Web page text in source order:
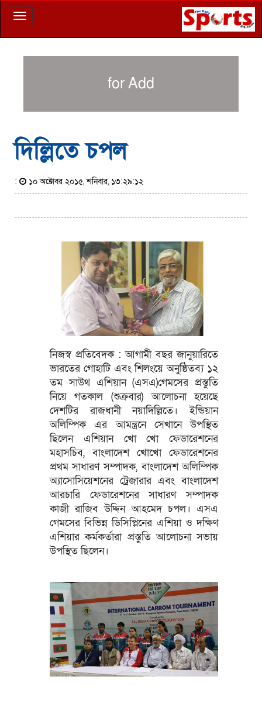
Toggle
navigation
for Add
দিল্লিতে চপল
: ১০ অক্টোবর ২০১৫, শনিবার, ১৩:২৯:১২
নিজস্ব প্রতিবেদক : আগামী বছর জানুয়ারিতে
ভারতের গোহাটি এবং শিলংয়ে অনুষ্ঠিতব্য ১২
তম সাউথ এশিয়ান (এসএ)গেমসের প্রস্তুতি
নিয়ে গতকাল (শুক্রবার) আলোচনা হয়েছে
দেশটির রাজধানী নয়াদিল্লিতে। ইন্ডিয়ান
অলিম্পিক এর আমন্ত্রনে সেখানে উপস্থিত
ছিলেন এশিয়ান খো খো ফেডারেশনের
মহাসচিব, বাংলাদেশ খোখো ফেডারেশনের
প্রথম সাধারণ সম্পাদক, বাংলাদেশ অলিম্পিক
অ্যাসোসিয়েশনের ট্রেজারার এবং বাংলাদেশ
আরচারি ফেডারেশনের সাধারণ সম্পাদক
কাজী রাজিব উদ্দিন আহমেদ চপল। এসএ
গেমসের বিভিন্ন ডিসিপ্লিনের এশিয়া ও দক্ষিণ
এশিয়ার কর্মকর্তারা প্রস্তুতি আলোচনা সভায়
উপস্থিত ছিলেন।